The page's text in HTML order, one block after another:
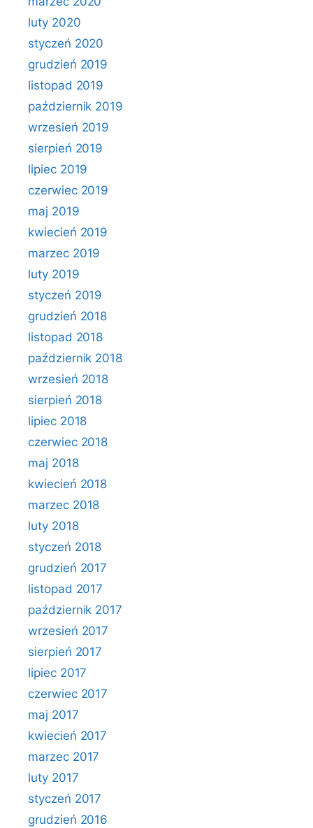
luty 2020
styczeń 2020
grudzień 2019
listopad 2019
październik 2019
wrzesień 2019
sierpień 2019
lipiec 2019
czerwiec 2019
maj 2019
kwiecień 2019
marzec 2019
luty 2019
styczeń 2019
grudzień 2018
listopad 2018
październik 2018
wrzesień 2018
sierpień 2018
lipiec 2018
czerwiec 2018
maj 2018
kwiecień 2018
marzec 2018
luty 2018
styczeń 2018
grudzień 2017
listopad 2017
październik 2017
wrzesień 2017
sierpień 2017
lipiec 2017
czerwiec 2017
maj 2017
kwiecień 2017
marzec 2017
luty 2017
styczeń 2017
grudzień 2016